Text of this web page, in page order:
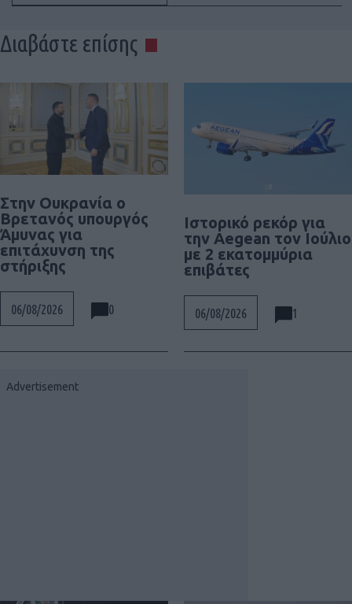
Διαβάστε επίσης
Στην Ουκρανία ο
Βρετανός υπουργός
Άμυνας για
επιτάχυνση της
στήριξης
06/08/2026 0
Ιστορικό ρεκόρ για
την Aegean τον Ιούλιο
με 2 εκατομμύρια
επιβάτες
06/08/2026 1